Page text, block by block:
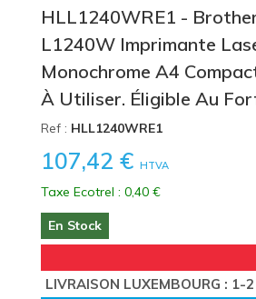
HLL1240WRE1 -
L1240W Imprimante
Monochrome A4
À Utiliser. Éligible Au
Ref : HLL1240WRE1
107,42 € HTVA
Taxe Ecotrel : 0,40 €
En Stock
LIVRAISON LUXEMBOURG : 1-2